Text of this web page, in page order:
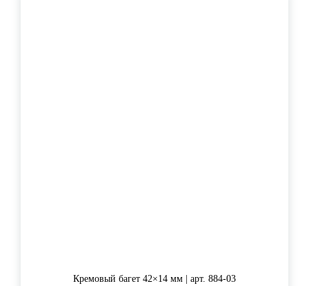
Кремовый багет 42×14 мм | арт. 884-03